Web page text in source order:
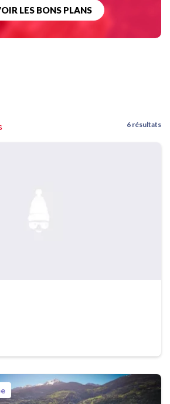
LES BONS PLANS
6 résultats